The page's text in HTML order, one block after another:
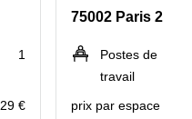
1
€
75002 Paris 2
Postes de
travail
prix par espace